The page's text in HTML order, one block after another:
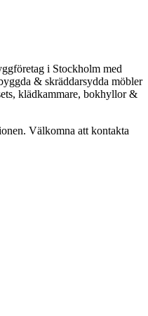
i Stockholm med
& skräddarsydda möbler
klädkammare, bokhyllor &
Välkomna att kontakta